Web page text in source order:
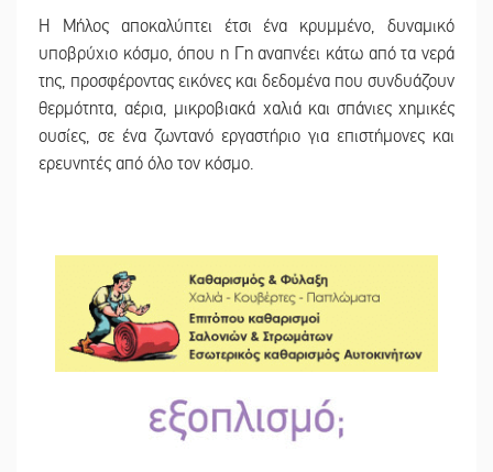
Η Μήλος αποκαλύπτει έτσι ένα κρυμμένο, δυναμικό
υποβρύχιο κόσμο, όπου η Γη αναπνέει κάτω από τα νερά
της, προσφέροντας εικόνες και δεδομένα που συνδυάζουν
θερμότητα, αέρια, μικροβιακά χαλιά και σπάνιες χημικές
ουσίες, σε ένα ζωντανό εργαστήριο για επιστήμονες και
ερευνητές από όλο τον κόσμο.